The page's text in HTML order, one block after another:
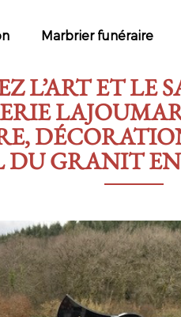
Marbrier funéraire
L’ART ET LE
DU GRANIT